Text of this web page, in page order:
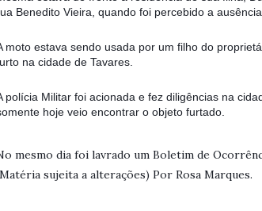
Benedito Vieira, quando foi percebido a
moto estava sendo usada por um filho do
na cidade de Tavares.
polícia Militar foi acionada e fez diligências na
hoje veio encontrar o objeto furtado.
mesmo dia foi lavrado um Boletim de
sujeita a alterações) Por Rosa Marques.